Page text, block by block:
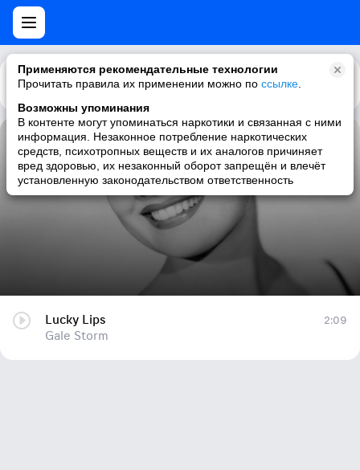
Применяются рекомендательные технологии
Прочитать правила их применении можно по ссылке
Возможны упоминания
В контенте могут упоминаться наркотики и связанная с ними
информация. Незаконное потребление наркотических
средств, психотропных веществ и их аналогов причиняет
вред здоровью, их незаконный оборот запрещён и влечёт
установленную законодательством ответственность
Каталог Рекомендации
Lucky Lips
Gale Storm
Lucky Lips
Gale Storm
2:09